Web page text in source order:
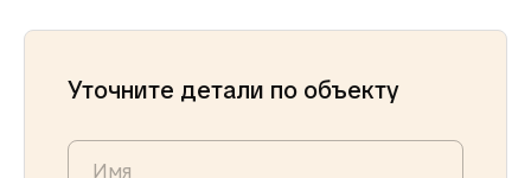
Уточните детали по объекту